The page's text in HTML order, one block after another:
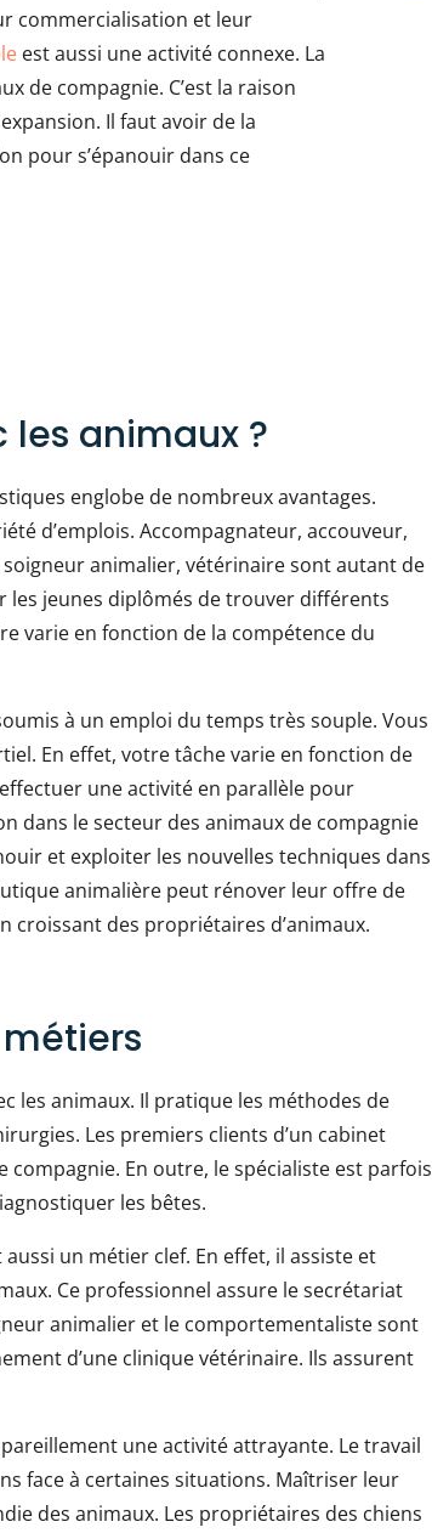
commercialisation et leur
est aussi une activité connexe. La
de compagnie. C’est la raison
Il faut avoir de la
pour s’épanouir dans ce
les animaux ?
englobe de nombreux avantages.
d’emplois. Accompagnateur, accouveur,
animalier, vétérinaire sont autant de
les jeunes diplômés de trouver différents
varie en fonction de la compétence du
à un emploi du temps très souple. Vous
En effet, votre tâche varie en fonction de
une activité en parallèle pour
dans le secteur des animaux de compagnie
et exploiter les nouvelles techniques dans
animalière peut rénover leur offre de
croissant des propriétaires d’animaux.
les animaux. Il pratique les méthodes de
Les premiers clients d’un cabinet
En outre, le spécialiste est parfois
les bêtes.
un métier clef. En effet, il assiste et
Ce professionnel assure le secrétariat
animalier et le comportementaliste sont
d’une clinique vétérinaire. Ils assurent
une activité attrayante. Le travail
face à certaines situations. Maîtriser leur
des animaux. Les propriétaires des chiens